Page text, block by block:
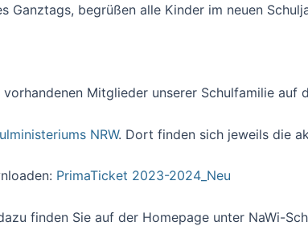
Ganztags, begrüßen alle Kinder im neuen
Mitglieder unserer Schulfamilie auf
NRW. Dort finden sich jeweils die
PrimaTicket 2023-2024_Neu
finden Sie auf der Homepage unter NaWi-